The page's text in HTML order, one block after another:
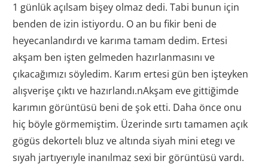
1 günlük açılsam bişey olmaz dedi. Tabi bunun için
benden de izin istiyordu. O an bu fikir beni de
heyecanlandırdı ve karıma tamam dedim. Ertesi
akşam ben işten gelmeden hazırlanmasını ve
çıkacağımızı söyledim. Karım ertesi gün ben işteyken
alışverişe çıktı ve hazırlandı.nAkşam eve gittiğimde
karımın görüntüsü beni de şok etti. Daha önce onu
hiç böyle görmemiştim. Üzerinde sırtı tamamen açık
gögüs dekortelı bluz ve altında siyah mini etegı ve
sıyah jartıyerıyle inanılmaz sexi bir görüntüsü vardı.